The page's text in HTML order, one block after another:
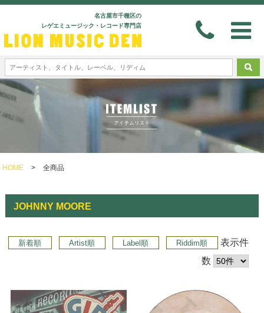
名古屋市千種区の
レゲエミュージック・レコード専門店
HOME > 全商品
JOHNNY MOORE
新着順 Artist順 Label順 Riddim順
表示件
数